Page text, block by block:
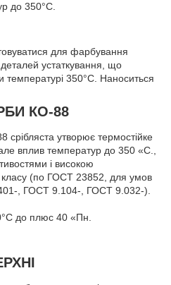
до 350°С.
для фарбування
деталей устаткування, що
температурі 350°С. Наноситься
КО-88
утворює термостійке
вплив температур до 350 «С.,
і високою
класу (по ГОСТ 23852, для умов
, ГОСТ 9.104-, ГОСТ 9.032-).
до плюс 40 «Пн.